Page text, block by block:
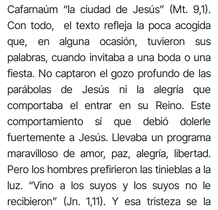
Cafarnaúm “la ciudad de Jesús” (Mt. 9,1).
Con todo, el texto refleja la poca acogida
que, en alguna ocasión, tuvieron sus
palabras, cuando invitaba a una boda o una
fiesta. No captaron el gozo profundo de las
parábolas de Jesús ni la alegría que
comportaba el entrar en su Reino. Este
comportamiento sí que debió dolerle
fuertemente a Jesús. Llevaba un programa
maravilloso de amor, paz, alegría, libertad.
Pero los hombres prefirieron las tinieblas a la
luz. “Vino a los suyos y los suyos no le
recibieron” (Jn. 1,11). Y esa tristeza se la